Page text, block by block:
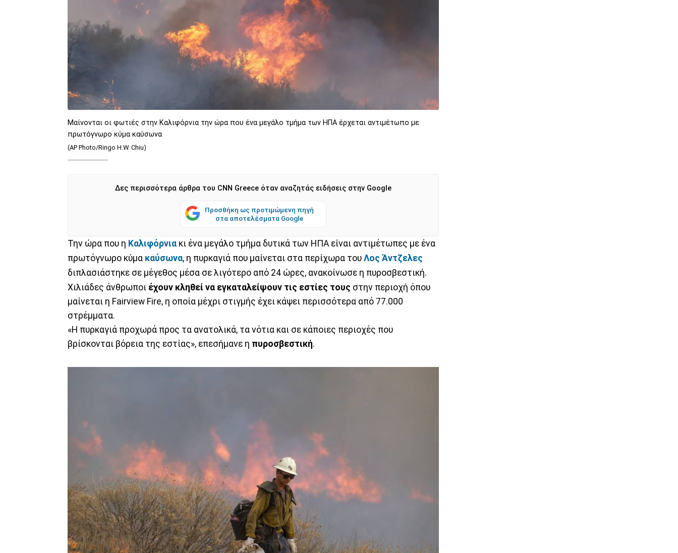
Μαίνονται οι φωτιές στην Καλιφόρνια την ώρα που ένα μεγάλο τμήμα των ΗΠΑ έρχεται αντιμέτωπο με
πρωτόγνωρο κύμα καύσωνα
(AP Photo/Ringo H.W. Chiu)
Δες περισσότερα άρθρα του CNN Greece όταν αναζητάς ειδήσεις στην Google
Προσθήκη ως προτιμώμενη πηγή
στα αποτελέσματα Google
Την ώρα που η Καλιφόρνια κι ένα μεγάλο τμήμα δυτικά των ΗΠΑ είναι αντιμέτωπες με ένα
πρωτόγνωρο κύμα καύσωνα, η πυρκαγιά που μαίνεται στα περίχωρα του Λος Άντζελες
διπλασιάστηκε σε μέγεθος μέσα σε λιγότερο από 24 ώρες, ανακοίνωσε η πυροσβεστική.
Χιλιάδες άνθρωποι έχουν κληθεί να εγκαταλείψουν τις εστίες τους στην περιοχή όπου
μαίνεται η Fairview Fire, η οποία μέχρι στιγμής έχει κάψει περισσότερα από 77.000
στρέμματα.
«Η πυρκαγιά προχωρά προς τα ανατολικά, τα νότια και σε κάποιες περιοχές που
βρίσκονται βόρεια της εστίας», επεσήμανε η πυροσβεστική.